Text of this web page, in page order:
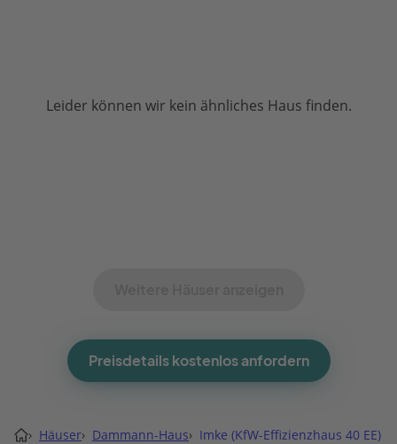
Leider können wir kein ähnliches Haus finden.
Preisdetails kostenlos anfordern
› Häuser› Dammann-Haus› Imke (KfW-Effizienzhaus 40 EE)